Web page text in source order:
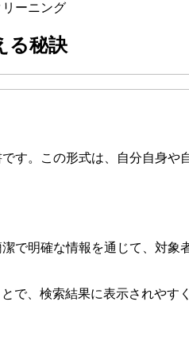
リーニング
る秘訣
す。この形式は、自分自身
で明確な情報を通じて、対
で、検索結果に表示されやす